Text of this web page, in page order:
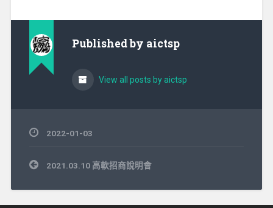
Published by aictsp
View all posts by aictsp
2022-01-03
文
章
覽
2021.03.10 高軟招商說明會